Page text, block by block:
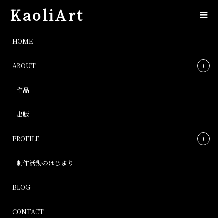
KaoliArt
HOME
ABOUT
作品
出版
PROFILE
制作活動のはじまり
BLOG
CONTACT
Processed with Snapseed.
Post